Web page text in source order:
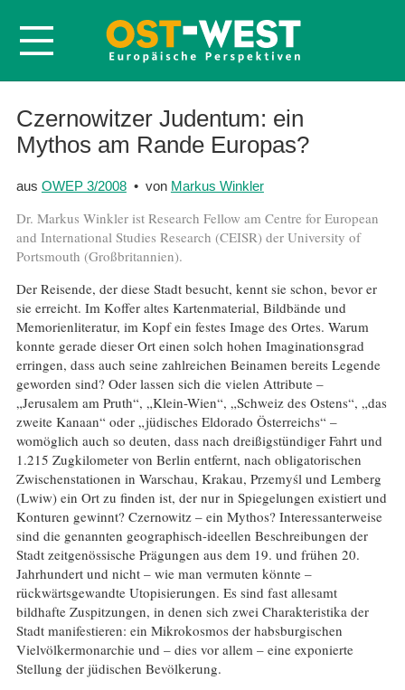
Startseite
Über OWEP
Nachbestellen
Abonnieren
Kontakt
Czernowitzer Judentum: ein
Mythos am Rande Europas?
aus OWEP 3/2008• von Markus Winkler
Dr. Markus Winkler ist Research Fellow am Centre for European
and International Studies Research (CEISR) der University of
Portsmouth (Großbritannien).
Der Reisende, der diese Stadt besucht, kennt sie schon, bevor er
sie erreicht. Im Koffer altes Kartenmaterial, Bildbände und
Memorienliteratur, im Kopf ein festes Image des Ortes. Warum
konnte gerade dieser Ort einen solch hohen Imaginationsgrad
erringen, dass auch seine zahlreichen Beinamen bereits Legende
geworden sind? Oder lassen sich die vielen Attribute –
„Jerusalem am Pruth“, „Klein-Wien“, „Schweiz des Ostens“, „das
zweite Kanaan“ oder „jüdisches Eldorado Österreichs“ –
womöglich auch so deuten, dass nach dreißigstündiger Fahrt und
1.215 Zugkilometer von Berlin entfernt, nach obligatorischen
Zwischenstationen in Warschau, Krakau, Przemyśl und Lemberg
(Lwiw) ein Ort zu finden ist, der nur in Spiegelungen existiert und
Konturen gewinnt? Czernowitz – ein Mythos? Interessanterweise
sind die genannten geographisch-ideellen Beschreibungen der
Stadt zeitgenössische Prägungen aus dem 19. und frühen 20.
Jahrhundert und nicht – wie man vermuten könnte –
rückwärtsgewandte Utopisierungen. Es sind fast allesamt
bildhafte Zuspitzungen, in denen sich zwei Charakteristika der
Stadt manifestieren: ein Mikrokosmos der habsburgischen
Vielvölkermonarchie und – dies vor allem – eine exponierte
Stellung der jüdischen Bevölkerung.